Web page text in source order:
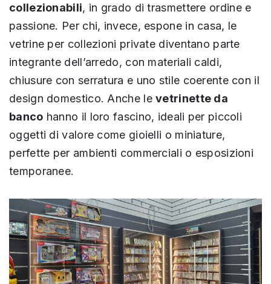
collezionabili, in grado di trasmettere ordine e
passione. Per chi, invece, espone in casa, le
vetrine per collezioni private diventano parte
integrante dell’arredo, con materiali caldi,
chiusure con serratura e uno stile coerente con il
design domestico. Anche levetrinette da
banco hanno il loro fascino, ideali per piccoli
oggetti di valore come gioielli o miniature,
perfette per ambienti commerciali o esposizioni
temporanee.